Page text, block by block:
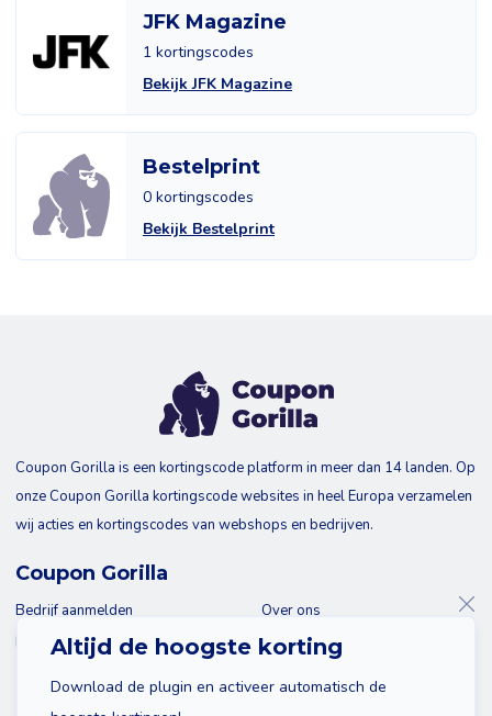
JFK Magazine
1 kortingscodes
Bekijk JFK Magazine
Bestelprint
0 kortingscodes
Bekijk Bestelprint
Altijd de hoogste korting
Download de plugin en activeer automatisch de
Coupon Gorilla is een kortingscode platform in meer dan 14 landen. Op
onze Coupon Gorilla kortingscode websites in heel Europa verzamelen
wij acties en kortingscodes van webshops en bedrijven.
Coupon Gorilla
Bedrijf aanmelden
Blog
Over ons
Contact